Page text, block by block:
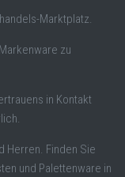
Marktplatz.
zu
in Kontakt
Herren. Finden Sie
und Palettenware in